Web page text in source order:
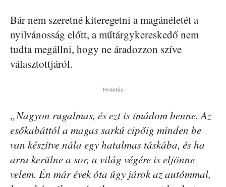
Bár nem szeretné kiteregetni a magánéletét a
nyilvánosság előtt, a műtárgykereskedő nem
tudta megállni, hogy ne áradozzon szíve
választottjáról.
Hirdetés
„Nagyon rugalmas, és ezt is imádom benne. Az
esőkabáttól a magas sarkú cipőig minden be
van készítve nála egy hatalmas táskába, és ha
arra kerülne a sor, a világ végére is eljönne
velem. Én már évek óta úgy járok az autómmal,